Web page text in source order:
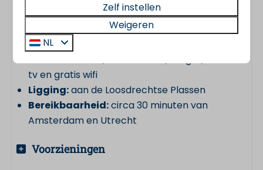
Bootvoorziening:eigen ligplaats aan eigen
Extra voorzieningen:
tv en gratis wifi
Ligging:aan de Loosdrechtse Plassen
Bereikbaarheid:circa 30 minuten van
Amsterdam en Utrecht
Voorzieningen
Zelf instellen
Weigeren
NL